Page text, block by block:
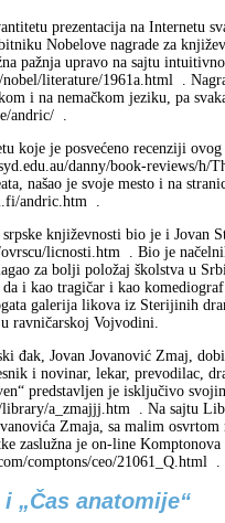
prezentacija na Internetu
Nobelove nagrade za
pažnja upravo na sajtu
literature/1961a.html
.
i na nemačkom jeziku, pa
andric/
koje je posvećeno recenziji
danny/book-reviews/h/
našao je svoje mesto i na
andric.htm
srpske književnosti bio je i Jovan
licnosti.htm
. Bio je
za bolji položaj školstva u
i kao tragičar i kao
galerija likova iz Sterijinih
ravničarskoj Vojvodini.
đak, Jovan Jovanović Zmaj,
i novinar, lekar, prevodilac,
predstavljen je isključivo
a_zmajjj.htm
. Na sajtu
Zmaja, sa malim
zaslužna je on-line
comptons/ceo/21061_Q.html
„Čas anatomije“